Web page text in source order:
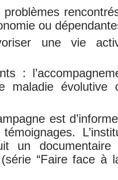
ou
une vie
:
maladie évolutive
est
un
“Faire face à